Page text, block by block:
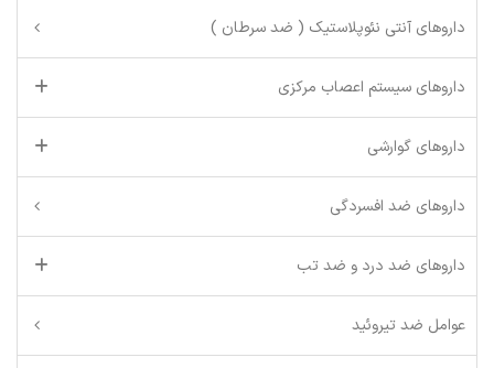
داروهای آنتی نئوپلاستیک ( ضد سرطان )
داروهای سیستم اعصاب مرکزی
داروهای گوارشی
داروهای ضد افسردگی
داروهای ضد درد و ضد تب
عوامل ضد تیروئید